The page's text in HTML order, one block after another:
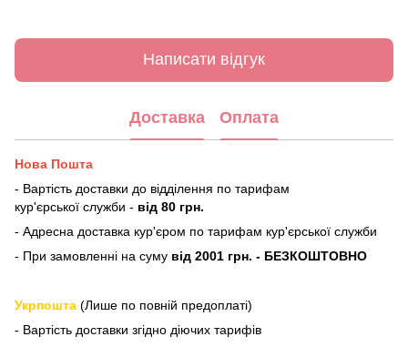
Написати відгук
Доставка Оплата
Нова Пошта
- Вартість доставки до відділення по тарифам
кур'єрської служби - від 80 грн.
- Адресна доставка кур'єром по тарифам кур'єрської служби
- При замовленні на суму від 2001 грн. - БЕЗКОШТОВНО
Укрпошта (Лише по повній предоплаті)
- Вартість доставки згідно діючих тарифів